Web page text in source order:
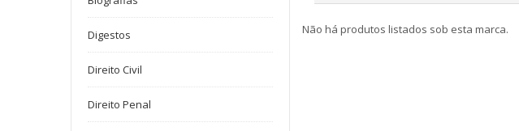
Digestos
Direito Civil
Direito Penal
Não há produtos listados sob esta marca.